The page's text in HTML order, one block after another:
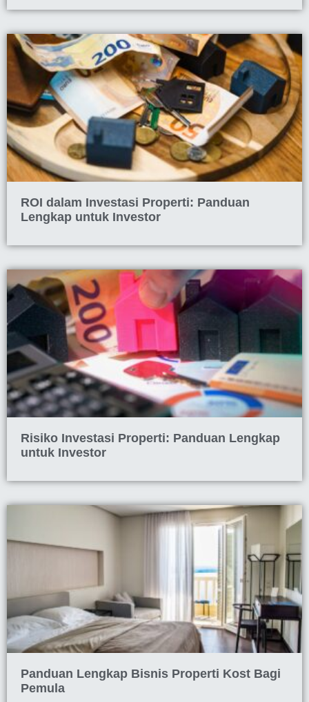
ROI dalam Investasi Properti: Panduan
Lengkap untuk Investor
Risiko Investasi Properti: Panduan Lengkap
untuk Investor
Panduan Lengkap Bisnis Properti Kost Bagi
Pemula